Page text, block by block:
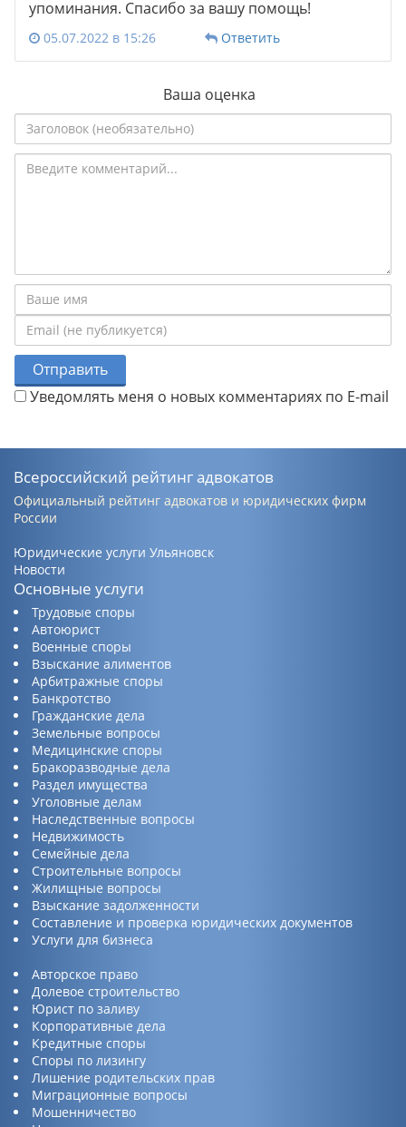
упоминания. Спасибо за вашу помощь!
05.07.2022 в 15:26 Ответить
Ваша оценка
Отправить
Уведомлять меня о новых комментариях по E-mail
Всероссийский рейтинг адвокатов
Официальный рейтинг адвокатов и юридических фирм
России
Юридические услуги Ульяновск
Новости
Основные услуги
Трудовые споры
Автоюрист
Военные споры
Взыскание алиментов
Арбитражные споры
Банкротство
Гражданские дела
Земельные вопросы
Медицинские споры
Бракоразводные дела
Раздел имущества
Уголовные делам
Наследственные вопросы
Недвижимость
Семейные дела
Строительные вопросы
Жилищные вопросы
Взыскание задолженности
Составление и проверка юридических документов
Услуги для бизнеса
Авторское право
Долевое строительство
Юрист по заливу
Корпоративные дела
Кредитные споры
Споры по лизингу
Лишение родительских прав
Миграционные вопросы
Мошенничество